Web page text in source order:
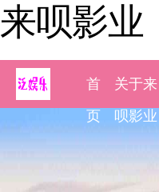
来呗影业
首
页
关于来
呗影业